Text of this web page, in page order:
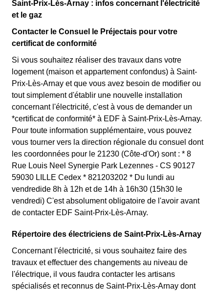
KWh de chaque mois sont moins chers, et permettent
ainsi de réduire sa facture d'électricité si l'on fait
tarif existe chez la plupart des fournisseurs d'électricité
💡🏠
clients Préjectais l'ayant choisie avant 1998. Elle
différencie deux tarifs : pendant 22 jours le prix de
l'électricité est quatre fois plus cher, tandis que tous les
autres jours de l'année, le prix est 20% moins cher par
rapport au tarif normal à Saint-Prix-Lès-Arnay. ⚡💸
Saint-Prix-Lès-Arnay : infos concernant l'électricité
et le gaz
Contacter le Consuel le Préjectais pour votre
certificat de conformité
Si vous souhaitez réaliser des travaux dans votre
logement (maison et appartement confondus) à Saint-
Prix-Lès-Arnay et que vous avez besoin de modifier ou
tout simplement d'établir une nouvelle installation
concernant l'électricité, c'est à vous de demander un
*certificat de conformité* à EDF à Saint-Prix-Lès-Arnay.
Pour toute information supplémentaire, vous pouvez
vous tourner vers la direction régionale du consuel dont
les coordonnées pour le 21230 (Côte-d'Or) sont : * 8
Rue Louis Neel Synergie Park Lezennes - CS 90127
59030 LILLE Cedex * 821203202 * Du lundi au
vendredide 8h à 12h et de 14h à 16h30 (15h30 le
vendredi) C'est absolument obligatoire de l'avoir avant
de contacter EDF Saint-Prix-Lès-Arnay.
Répertoire des électriciens de Saint-Prix-Lès-Arnay
Concernant l'électricité, si vous souhaitez faire des
travaux et effectuer des changements au niveau de
l'électrique, il vous faudra contacter les artisans
spécialisés et reconnus de Saint-Prix-Lès-Arnay dont